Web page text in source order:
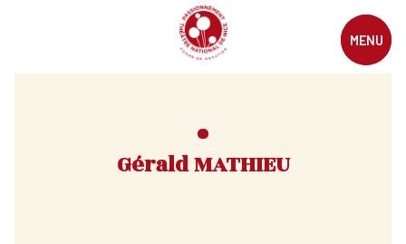
MENU
Gérald MATHIEU